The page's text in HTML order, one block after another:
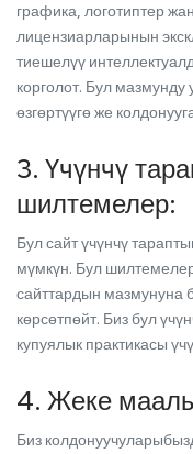
графика, логотиптер
лицензиарларынын
тиешелүү
корголот. Бул мазмунду
өзгөртүүгө же
3. Үчүнчү
шилтемелер:
Бул сайт үчүнчү
мүмкүн. Бул
сайттардын мазмунуна
көрсөтпөйт. Биз бул
купуялык практикасы
4. Жеке
Биз